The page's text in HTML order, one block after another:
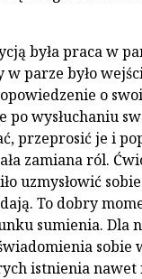
była praca w
parze było
o
wysłuchaniu
przeprosić je i
zamiana ról.
uzmysłowić
To dobry
sumienia. Dla
sobie
istnienia nawet